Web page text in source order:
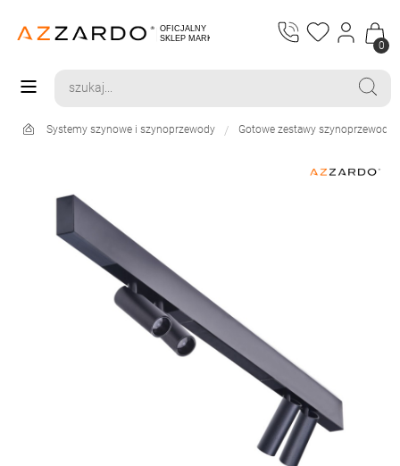
0
Systemy szynowe i szynoprzewody Gotowe zestawy